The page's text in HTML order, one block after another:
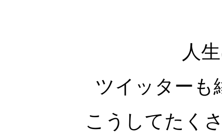
人
ツイッターも
こうしてたく